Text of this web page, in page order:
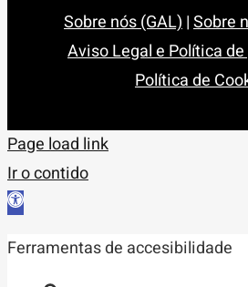
Sobre nós (GAL)|Sobre
Aviso Legal e Política
Política de
Page load link
Ir o contido
Abrir
de
Ferramentas de accesibilidade